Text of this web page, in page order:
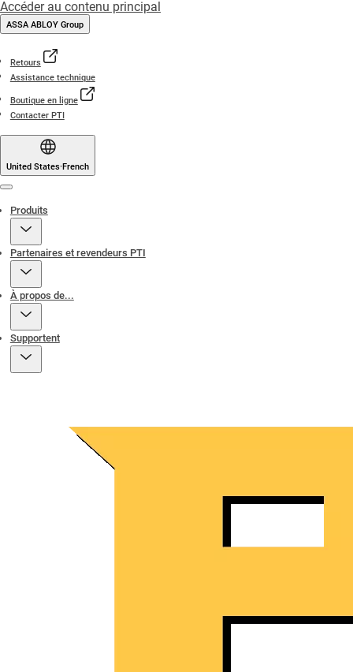
Accéder au contenu principal
ASSA ABLOY Group
Retours
Assistance technique
Boutique en ligne
Contacter PTI
United States·French
Produits
Partenaires et revendeurs PTI
À propos de...
Supportent